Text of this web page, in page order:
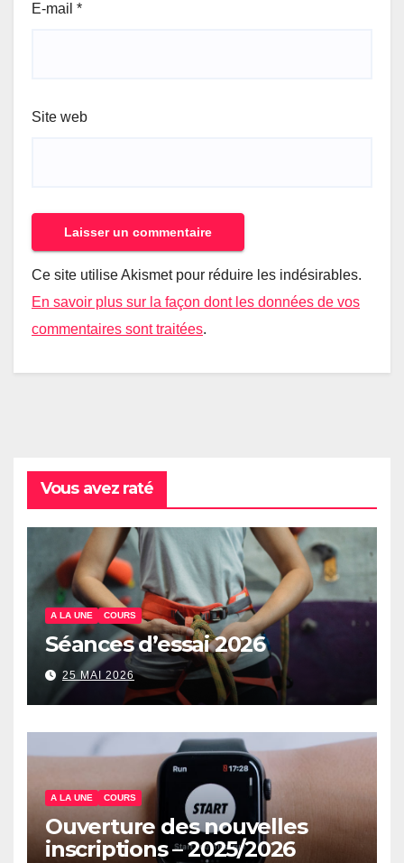
E-mail *
Site web
Ce site utilise Akismet pour réduire les indésirables.
En savoir plus sur la façon dont les données de vos
commentaires sont traitées.
Vous avez raté
A LA UNE COURS
Séances d’essai 2026
25 MAI 2026
A LA UNE COURS
Ouverture des nouvelles
inscriptions – 2025/2026